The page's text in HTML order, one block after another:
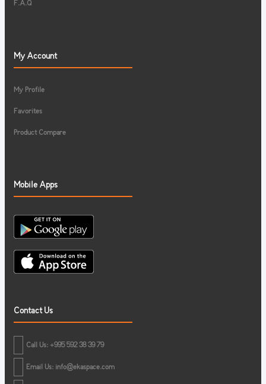
F.A.Q
My Account
My Profile
Favorites
Product Compare
Mobile Apps
Contact Us
Call Us: +995 592 38 39 79
Email Us: info@ekaspace.com